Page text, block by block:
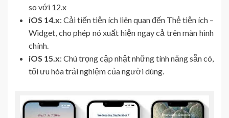
so với 12.x
iOS 14.x: Cải tiến tiện ích liên quan đến Thẻ tiện ích –
Widget, cho phép nó xuất hiện ngay cả trên màn hình
chính.
iOS 15.x: Chú trọng cập nhật những tính năng sẵn có,
tối ưu hóa trải nghiệm của người dùng.